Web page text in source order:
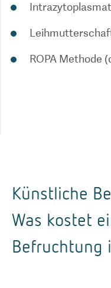
ROPA Methode
Künstliche
Was kostet
Befruchtung